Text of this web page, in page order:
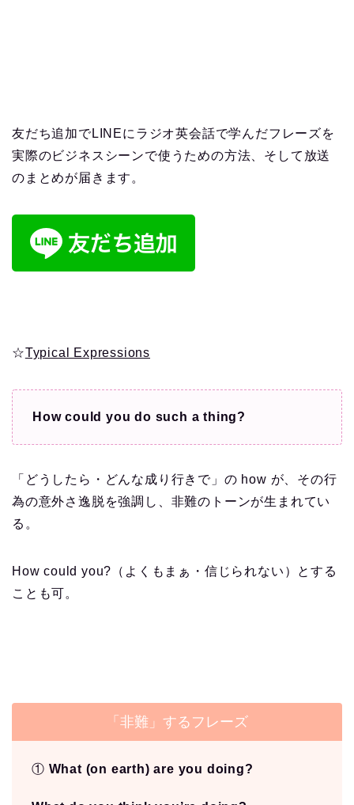
友だち追加でLINEにラジオ英会話で学んだフレーズを
実際のビジネスシーンで使うための方法、そして放送
のまとめが届きます。
☆Typical Expressions
How could you do such a thing?
「どうしたら・どんな成り行きで」の how が、その行
為の意外さ逸脱を強調し、非難のトーンが生まれてい
る。
How could you?（よくもまぁ・信じられない）とする
ことも可。
「非難」するフレーズ
① What (on earth) are you doing?